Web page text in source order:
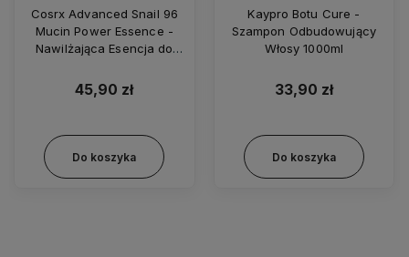
Cosrx Advanced Snail 96
Mucin Power Essence -
Nawilżająca Esencja do
Śluzu Ślimaka 100ml
45,90 zł
Do koszyka
Kaypro Botu Cure -
Szampon Odbudowujący
Włosy 1000ml
33,90 zł
Do koszyka